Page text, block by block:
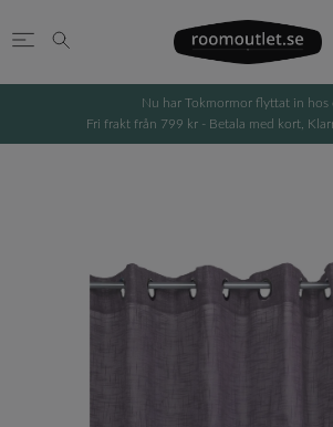
Nu har Tokmormor flyttat in hos
Fri frakt från 799 kr - Betala med kort,